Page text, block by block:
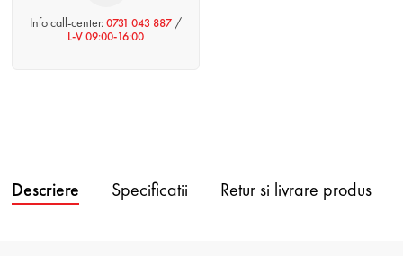
Info call-center:0731 043 887 /
L-V 09:00-16:00
Descriere Specificatii Retur si livrare produs